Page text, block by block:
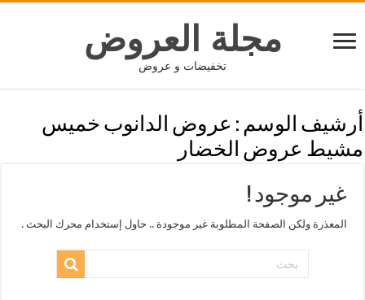
مجلة العروض
تخفيضات و عروض
أرشيف الوسم : عروض الدانوب خميس
مشيط عروض الخضار
غير موجود !
المعذرة ولكن الصفحة المطلوبة غير موجودة .. حاول إستخدام محرك البحث .